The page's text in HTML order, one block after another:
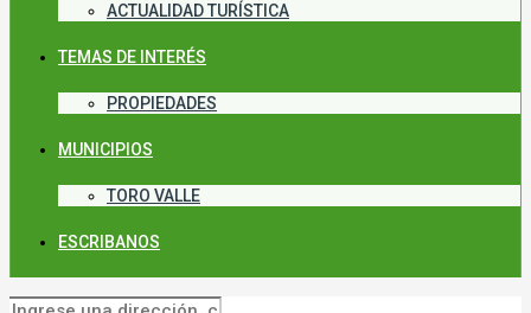
ACTUALIDAD TURÍSTICA
TEMAS DE INTERÉS
PROPIEDADES
MUNICIPIOS
TORO VALLE
ESCRIBANOS